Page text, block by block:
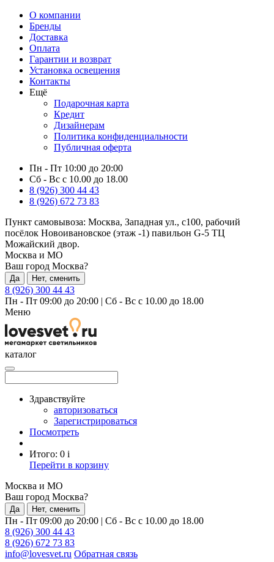
О компании
Бренды
Доставка
Оплата
Гарантии и возврат
Установка освещения
Контакты
Ещё
Подарочная карта
Кредит
Дизайнерам
Политика конфиденциальности
Публичная оферта
Пн - Пт 10:00 до 20:00
Сб - Вс с 10.00 до 18.00
8 (926) 300 44 43
8 (926) 672 73 83
Пункт самовывоза: Москва, Западная ул., с100, рабочий
посёлок Новоивановское (этаж -1) павильон G-5 ТЦ
Можайский двор.
Москва и МО
Ваш город Москва?
Да Нет, сменить
8 (926) 300 44 43
Пн - Пт 09:00 до 20:00 | Сб - Вс с 10.00 до 18.00
Меню
каталог
Здравствуйте
авторизоваться
Зарегистрироваться
Посмотреть
Итого: 0 i
Перейти в корзину
Москва и МО
Ваш город Москва?
Да Нет, сменить
Пн - Пт 09:00 до 20:00 | Сб - Вс с 10.00 до 18.00
8 (926) 300 44 43
8 (926) 672 73 83
info@lovesvet.ru Обратная связь